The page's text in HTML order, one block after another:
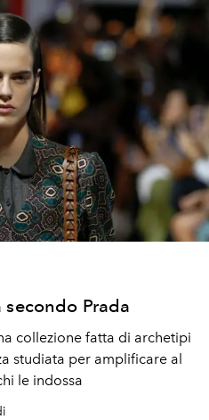
secondo Prada
collezione fatta di archetipi
studiata per amplificare al
le indossa